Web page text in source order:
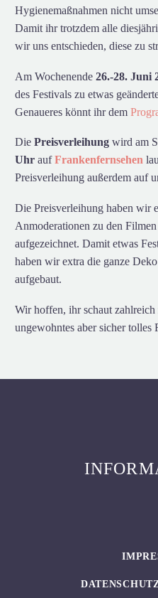
Hygienemaßnahmen nicht
Damit ihr trotzdem alle
wir uns entschieden, diese zu
Am Wochenende 26.-28. Juni
des Festivals zu etwas
Genaueres könnt ihr dem
Die Preisverleihung wird am
Uhr aufFrankenfernsehen
Preisverleihung außerdem auf
Die Preisverleihung haben wir
Anmoderationen zu den
aufgezeichnet. Damit etwas
haben wir extra die ganze
aufgebaut.
Wir hoffen, ihr schaut
ungewohntes aber sicher tolles